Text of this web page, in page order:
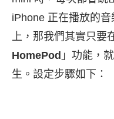
iPhone 正在播放的
上，那我們其實只要
HomePod 」功能，
生。設定步驟如下：